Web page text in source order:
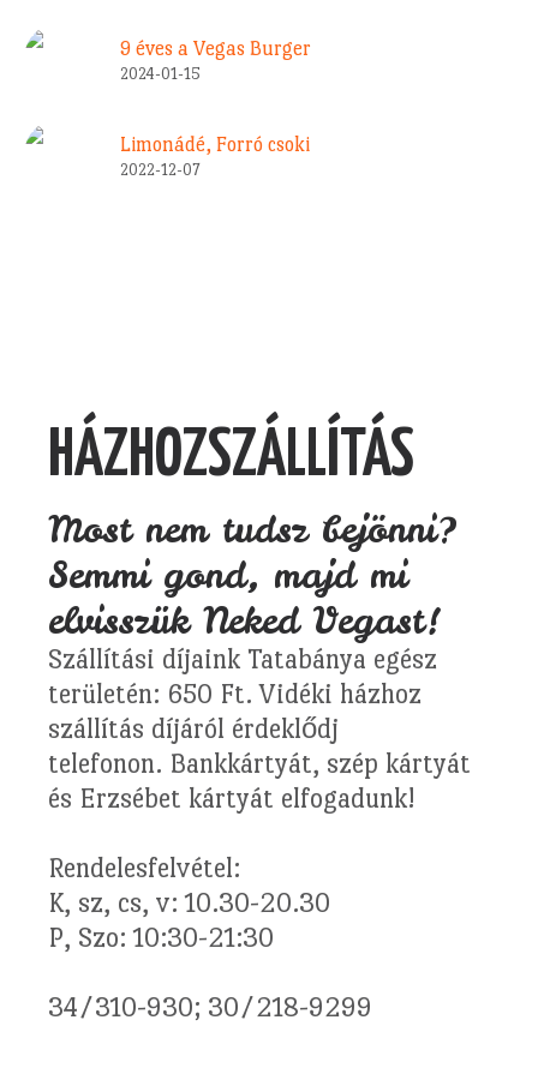
9 éves a Vegas Burger
2024-01-15
Limonádé, Forró csoki
2022-12-07
HÁZHOZSZÁLLÍTÁS
Most nem tudsz bejönni?
Semmi gond, majd mi
elvisszük Neked Vegast!
Szállítási díjaink Tatabánya egész
területén: 650 Ft. Vidéki házhoz
szállítás díjáról érdeklődj
telefonon. Bankkártyát, szép kártyát
és Erzsébet kártyát elfogadunk!
Rendelesfelvétel:
K, sz, cs, v: 10.30-20.30
P, Szo: 10:30-21:30
34/310-930; 30/218-9299